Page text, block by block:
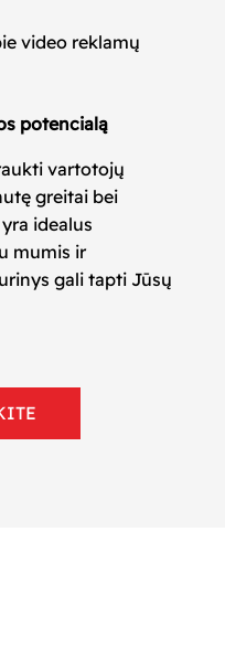
video reklamų
potencialą
vartotojų
greitai bei
idealus
mumis ir
gali tapti Jūsų